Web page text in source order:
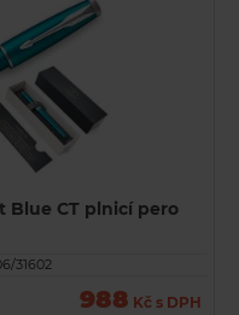
Blue CT plnicí pero
31602
988 Kč s DPH